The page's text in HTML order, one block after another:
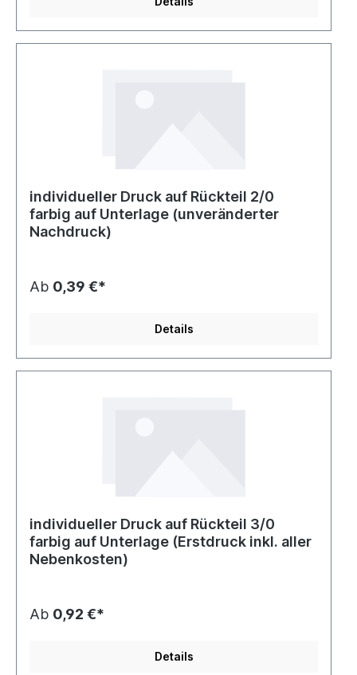
individueller Druck auf Rückteil 2/0
farbig auf Unterlage (unveränderter
Nachdruck)
Ab 0,39 €*
Details
individueller Druck auf Rückteil 3/0
farbig auf Unterlage (Erstdruck inkl. aller
Nebenkosten)
Ab 0,92 €*
Details